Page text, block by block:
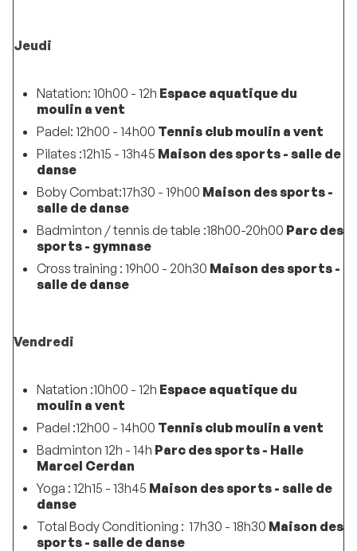
Jeudi
Natation: 10h00 - 12h Espace aquatique du
moulin a vent
Padel: 12h00 - 14h00 Tennis club moulin a vent
Pilates :12h15 - 13h45 Maison des sports - salle de
danse
Boby Combat:17h30 - 19h00 Maison des sports -
salle de danse
Badminton / tennis de table :18h00-20h00 Parc des
sports - gymnase
Cross training : 19h00 - 20h30 Maison des sports -
salle de danse
Vendredi
Natation :10h00 - 12h Espace aquatique du
moulin a vent
Padel :12h00 - 14h00 Tennis club moulin a vent
Badminton 12h - 14h Parc des sports - Halle
Marcel Cerdan
Yoga : 12h15 - 13h45 Maison des sports - salle de
danse
Total Body Conditioning : 17h30 - 18h30 Maison des
sports - salle de danse